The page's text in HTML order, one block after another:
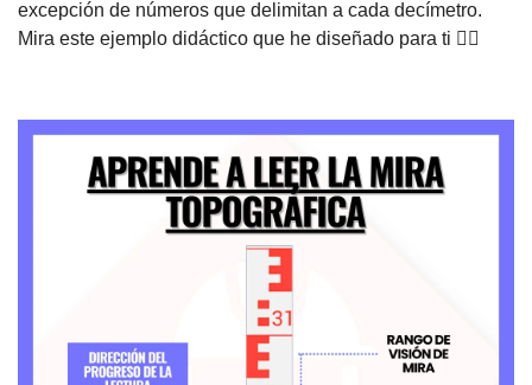
excepción de números que delimitan a cada decímetro.
Mira este ejemplo didáctico que he diseñado para ti 👇🏽